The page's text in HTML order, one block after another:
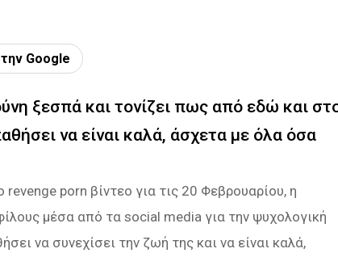
Google
ξεσπά και τονίζει πως από εδώ και
να είναι καλά, άσχετα με όλα όσα
revenge porn βίντεο για τις 20 Φεβρουαρίου, η
μέσα από τα social media για την ψυχολογική
να συνεχίσει την ζωή της και να είναι καλά,